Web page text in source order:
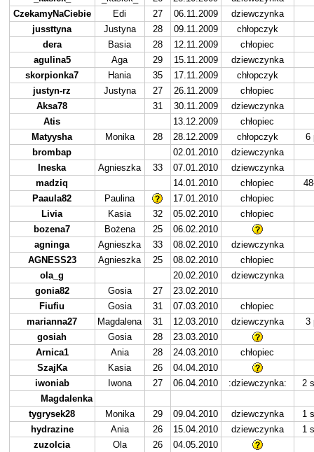
CzekamyNaCiebie
Edi 27 06.11.2009
dziewczynka
jussttyna
Justyna 28 09.11.2009
chłopczyk
dera
Basia 28 12.11.2009
chłopiec
agulina5
Aga 29 15.11.2009
dziewczynka
skorpionka7
Hania 35 17.11.2009
chłopczyk
justyn-rz
Justyna 27 26.11.2009
chłopiec
Aksa78
31 30.11.2009
dziewczynka
Atis
13.12.2009
chłopiec
Matyysha
Monika 28 28.12.2009 chłopczyk
6
brombap
02.01.2010
dziewczynka
Ineska
Agnieszka 33 07.01.2010
dziewczynka
madziq
14.01.2010 chłopiec
Paaula82
Paulina 17.01.2010
chłopiec
Livia
Kasia 32 05.02.2010
chłopiec
bozena7
Bożena 25
06.02.2010
agninga
Agnieszka 33 08.02.2010
dziewczynka
AGNESS23
Agnieszka 25 08.02.2010
chłopiec
ola_g
20.02.2010
dziewczynka
gonia82
Gosia 27
23.02.2010
Fiufiu
Gosia 31 07.03.2010
chłopiec
marianna27
Magdalena 31 12.03.2010 dziewczynka
3
gosiah
Gosia 28
23.03.2010
Arnica1
Ania 28 24.03.2010
chłopiec
SzajKa
Kasia 26
04.04.2010
iwoniab
Iwona 27 06.04.2010 :dziewczynka:
2
Magdalenka
tygrysek28
Monika 29 09.04.2010 dziewczynka
1
hydrazine
Ania 26 15.04.2010 dziewczynka
1
zuzolcia
Ola 26
04.05.2010